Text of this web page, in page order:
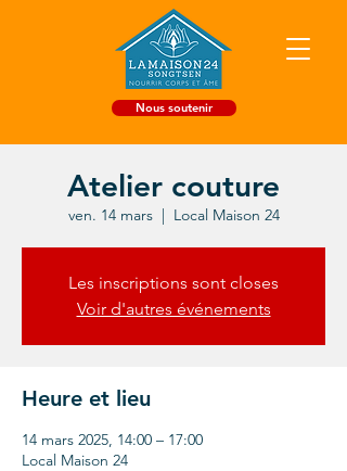
Nous soutenir
Atelier couture
ven. 14 mars
  |
Local Maison 24
Les inscriptions sont closes
Voir d'autres événements
Heure et lieu
14 mars 2025, 14:00 – 17:00
Local Maison 24